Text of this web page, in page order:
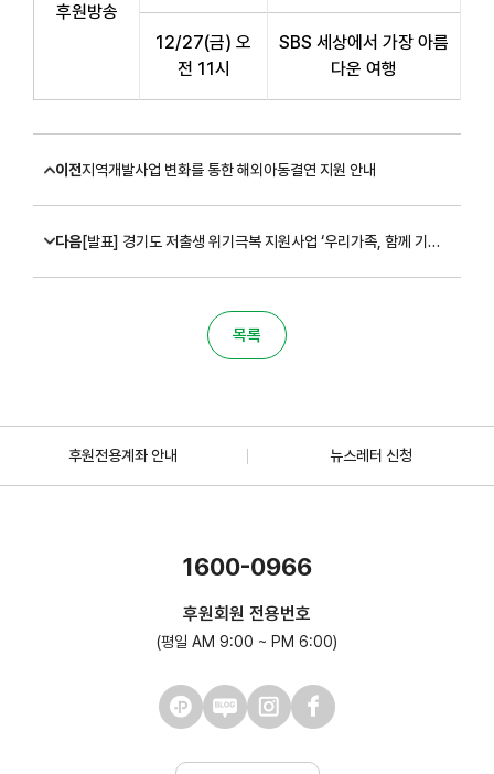
후원방송
12/27(금) 오
전 11시
SBS 세상에서 가장 아름
다운 여행
이전지역개발사업 변화를 통한 해외아동결연 지원 안내
다음 [발표] 경기도 저출생 위기극복 지원사업 ‘우리가족, 함께 기대’ 대상자 선정 안내(2차)
목록
후원전용계좌 안내 뉴스레터 신청
1600-0966
후원회원 전용번호
(평일 AM 9:00 ~ PM 6:00)